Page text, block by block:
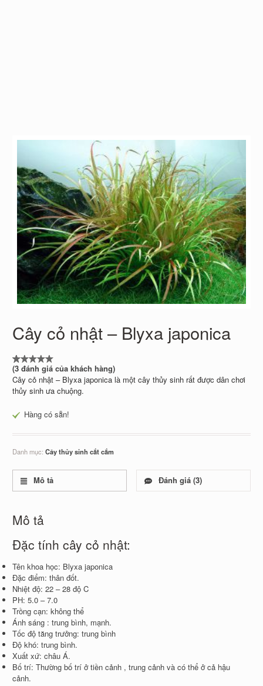
Cây cỏ nhật – Blyxa japonica
5.00
trên 5
dựa
trên
1
(3 đánh giá của khách hàng)
Cây cỏ nhật – Blyxa japonica là một cây thủy sinh rất được dân chơi
thủy sinh ưa chuộng.
Hàng có sẵn!
Danh mục:Cây thủy sinh cắt cắm
Mô tả Đánh giá (3)
Mô tả
Đặc tính cây cỏ nhật:
Tên khoa học: Blyxa japonica
Đặc điểm: thân đốt.
Nhiệt độ: 22 – 28 độ C
PH: 5.0 – 7.0
Trồng cạn: không thể
Ánh sáng : trung bình, mạnh.
Tốc độ tăng trưởng: trung bình
Độ khó: trung bình.
Xuất xứ: châu Á.
Bố trí: Thường bố trí ở tiền cảnh , trung cảnh và có thể ở cả hậu
cảnh.